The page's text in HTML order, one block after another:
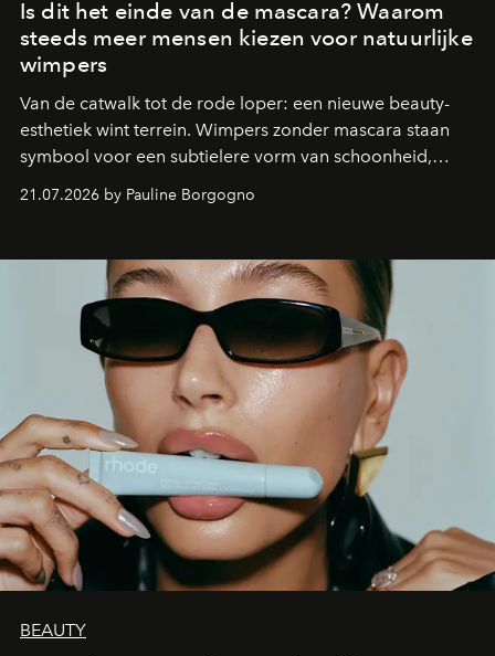
Is dit het einde van de mascara? Waarom
steeds meer mensen kiezen voor natuurlijke
wimpers
Van de catwalk tot de rode loper: een nieuwe beauty-
esthetiek wint terrein. Wimpers zonder mascara staan
symbool voor een subtielere vorm van schoonheid,
waarin zelfvertrouwen belangrijker is dan een overvloed
aan make-up.
21.07.2026 by Pauline Borgogno
BEAUTY